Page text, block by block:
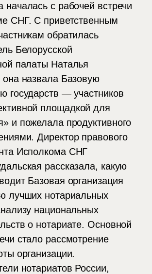
началась с рабочей встречи
СНГ. С приветственным
обратилась
Белорусской
палаты Наталья
она назвала Базовую
государств — участников
площадкой для
и пожелала продуктивного
Директор правового
Исполкома СНГ
рассказала, какую
Базовая организация
лучших нотариальных
национальных
о нотариате. Основной
стало рассмотрение
организации.
нотариатов России,